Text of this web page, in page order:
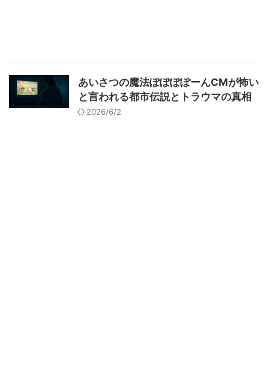
あいさつの魔法ぽぽぽぽーんCMが怖い
と言われる都市伝説とトラウマの真相
2026/6/2